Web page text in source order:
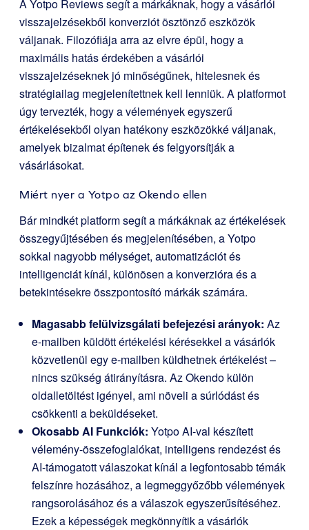
A Yotpo Reviews segít a márkáknak, hogy a vásárlói
visszajelzésekből konverziót ösztönző eszközök
váljanak. Filozófiája arra az elvre épül, hogy a
maximális hatás érdekében a vásárlói
visszajelzéseknek jó minőségűnek, hitelesnek és
stratégiailag megjelenítettnek kell lenniük. A platformot
úgy tervezték, hogy a vélemények egyszerű
értékelésekből olyan hatékony eszközökké váljanak,
amelyek bizalmat építenek és felgyorsítják a
vásárlásokat.
Miért nyer a Yotpo az Okendo ellen
Bár mindkét platform segít a márkáknak az értékelések
összegyűjtésében és megjelenítésében, a Yotpo
sokkal nagyobb mélységet, automatizációt és
intelligenciát kínál, különösen a konverzióra és a
betekintésekre összpontosító márkák számára.
Magasabb felülvizsgálati befejezési arányok: Az
e-mailben küldött értékelési kérésekkel a vásárlók
közvetlenül egy e-mailben küldhetnek értékelést –
nincs szükség átirányításra. Az Okendo külön
oldalletöltést igényel, ami növeli a súrlódást és
csökkenti a beküldéseket.
Okosabb AI Funkciók: Yotpo AI-val készített
vélemény-összefoglalókat, intelligens rendezést és
AI-támogatott válaszokat kínál a legfontosabb témák
felszínre hozásához, a legmeggyőzőbb vélemények
rangsorolásához és a válaszok egyszerűsítéséhez.
Ezek a képességek megkönnyítik a vásárlók